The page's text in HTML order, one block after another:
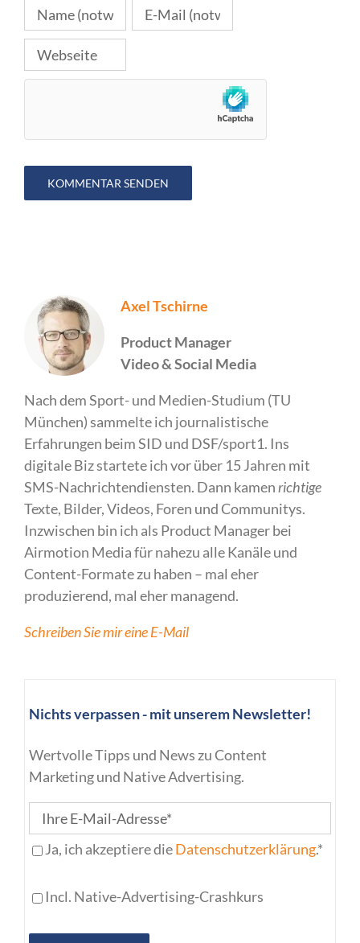
Axel Tschirne
Product Manager
Video & Social Media
Nach dem Sport- und Medien-Studium (TU
München) sammelte ich journalistische
Erfahrungen beim SID und DSF/sport1. Ins
digitale Biz startete ich vor über 15 Jahren mit
SMS-Nachrichtendiensten. Dann kamenrichtige
Texte, Bilder, Videos, Foren und Communitys.
Inzwischen bin ich als Product Manager bei
Airmotion Media für nahezu alle Kanäle und
Content-Formate zu haben – mal eher
produzierend, mal eher managend.
Schreiben Sie mir eine E-Mail
Nichts verpassen - mit unserem Newsletter!
Wertvolle Tipps und News zu Content
Marketing und Native Advertising.
Ja, ich akzeptiere dieDatenschutzerklärung.*
Incl. Native-Advertising-Crashkurs